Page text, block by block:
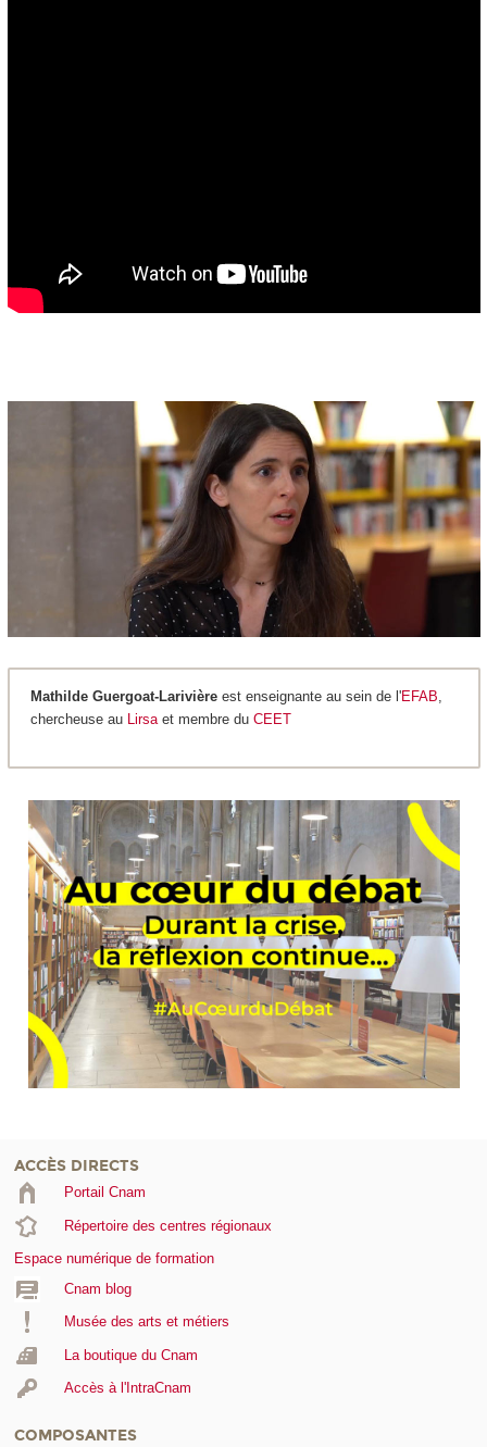
Mathilde Guergoat-Larivièreest enseignante au sein de l'EFAB
chercheuse au
Lirsaet membre du CEET
ACCÈS DIRECTS
Portail Cnam
Répertoire des centres régionaux
Espace numérique de formation
Cnam blog
Musée des arts et métiers
La boutique du Cnam
Accès à l'IntraCnam
COMPOSANTES